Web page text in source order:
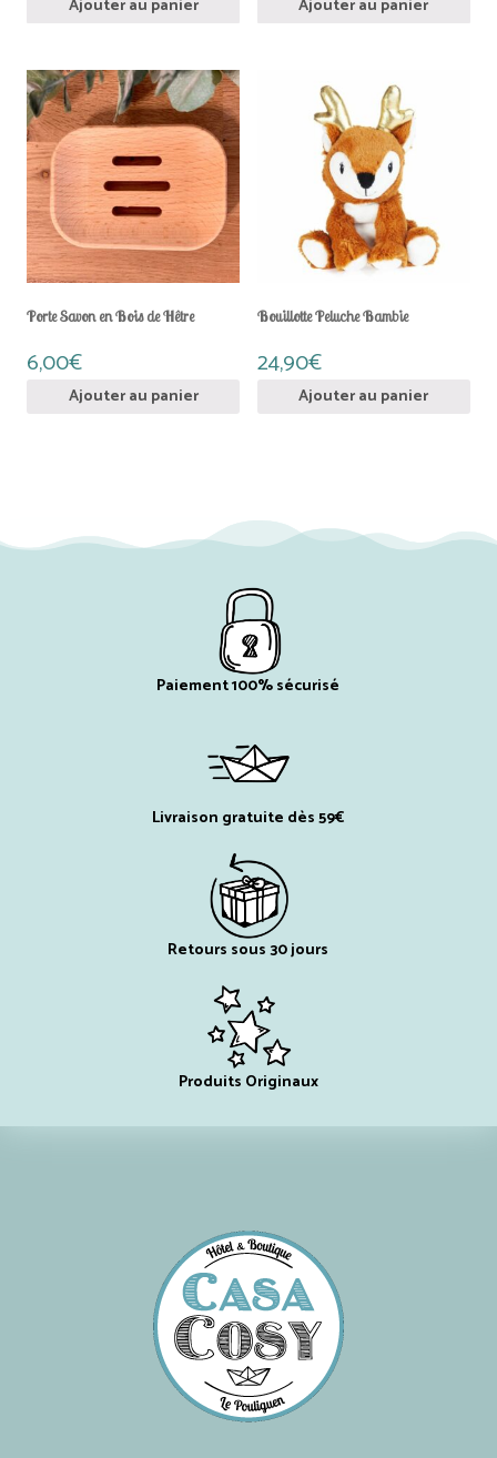
Ajouter au panier Ajouter au panier
Porte Savon en Bois de Hêtre
6,00€
Ajouter au panier
Bouillotte Peluche Bambie
24,90€
Ajouter au panier
Paiement 100% sécurisé
Livraison gratuite dès 59€
Retours sous 30 jours
Produits Originaux